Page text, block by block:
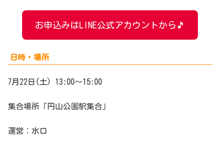
お申込みはLINE公式アカウントから🎵
日時・場所
7月22日(土) 13:00〜15:00
集合場所「円山公園駅集合」
運営：水口